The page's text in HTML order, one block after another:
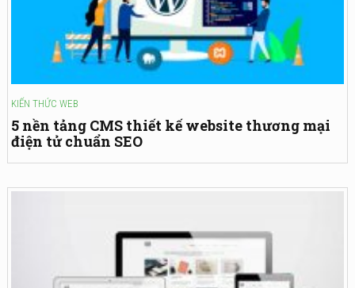
KIẾN THỨC WEB
5 nền tảng CMS thiết kế website thương mại
điện tử chuẩn SEO